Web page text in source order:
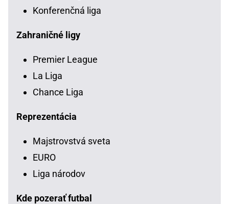
Konferenčná liga
Zahraničné ligy
Premier League
La Liga
Chance Liga
Reprezentácia
Majstrovstvá sveta
EURO
Liga národov
Kde pozerať futbal